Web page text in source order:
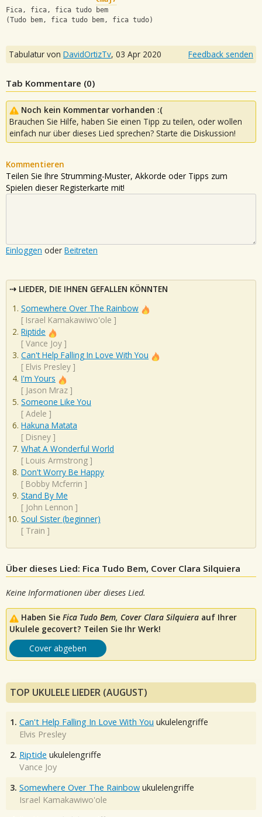
Fica, fica, fica tudo bem
(Tudo bem, fica tudo bem, fica tudo)
Tabulatur von DavidOrtizTv, 03 Apr 2020 Feedback senden
Tab Kommentare (0)
Noch kein Kommentar vorhanden :(
Brauchen Sie Hilfe, haben Sie einen Tipp zu teilen, oder wollen
einfach nur über dieses Lied sprechen? Starte die Diskussion!
Kommentieren
Teilen Sie Ihre Strumming-Muster, Akkorde oder Tipps zum
Spielen dieser Registerkarte mit!
Einloggen oder Beitreten
LIEDER, DIE IHNEN GEFALLEN KÖNNTEN
Somewhere Over The Rainbow
[ Israel Kamakawiwo'ole ]
Riptide
[ Vance Joy ]
Can't Help Falling In Love With You
[ Elvis Presley ]
I'm Yours
[ Jason Mraz ]
Someone Like You
[ Adele ]
Hakuna Matata
[ Disney ]
What A Wonderful World
[ Louis Armstrong ]
Don't Worry Be Happy
[ Bobby Mcferrin ]
Stand By Me
[ John Lennon ]
Soul Sister (beginner)
[ Train ]
Über dieses Lied: Fica Tudo Bem, Cover Clara Silquiera
Keine Informationen über dieses Lied.
Haben Sie Fica Tudo Bem, Cover Clara Silquiera auf Ihrer
Ukulele gecovert? Teilen Sie Ihr Werk!
Cover abgeben
TOP UKULELE LIEDER (AUGUST)
1. Can't Help Falling In Love With You ukulelengriffe
Elvis Presley
2. Riptide ukulelengriffe
Vance Joy
3. Somewhere Over The Rainbow ukulelengriffe
Israel Kamakawiwo'ole